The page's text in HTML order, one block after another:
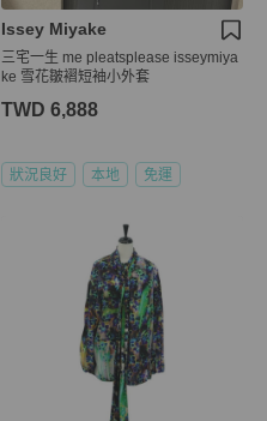
Issey Miyake
三宅一生 me pleatsplease isseymiya
ke 雪花皺褶短袖小外套
TWD 6,888
狀況良好 本地 免運